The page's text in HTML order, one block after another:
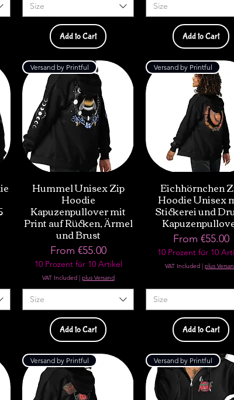
Size
Add to Cart
Size
Add to Cart
Versand by Printful
Hummel Unisex Zip
Hoodie
Kapuzenpullover mit
Print auf Rücken, Ärmel
und Brust
From €55.00
Sale Price
10 Prozent für 10 Artikel
VAT Included| plus Versand
Size
Add to Cart
Versand by Printful
Eichhörnchen
Hoodie Unisex
Stickerei und
From €55.00
Sale Price
10 Prozent für 10
VAT Included| plus
Size
Add to Cart
Versand by Printful Versand by Printful